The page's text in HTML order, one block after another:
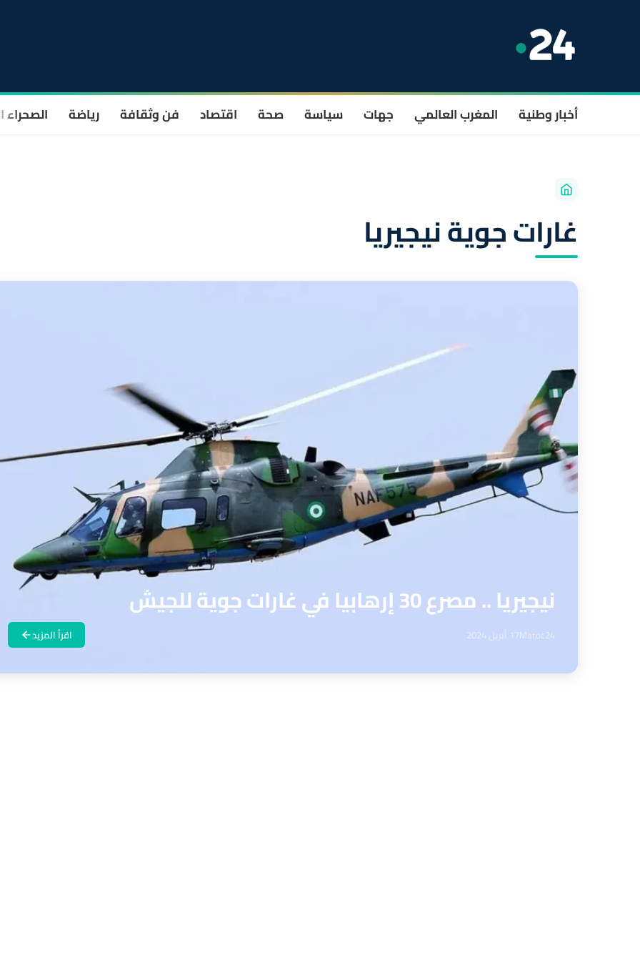
أخبار وطنية المغرب العالمي جهات سياسة صحة اقتصاد فن وثقافة رياضة الصحراء
غارات جوية نيجيريا
نيجيريا .. مصرع 30 إرهابيا في غارات جوية للجيش
Maroc2417 أبريل 2024 اقرأ المزيد